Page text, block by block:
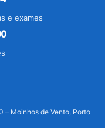
e exames
– Moinhos de Vento, Porto